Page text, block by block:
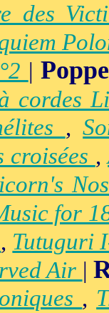
des
|Poppe
cordes
,
croisées ,
for
, Tutuguri
Air |
,